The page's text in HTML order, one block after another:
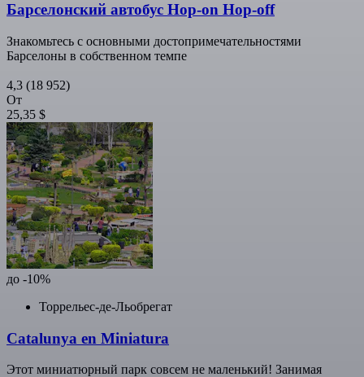
Барселонский автобус Hop-on Hop-off
Знакомьтесь с основными достопримечательностями
Барселоны в собственном темпе
4,3 (18 952)
От
25,35 $
до -10%
Торрельес-де-Льобрегат
Catalunya en Miniatura
Этот миниатюрный парк совсем не маленький! Занимая